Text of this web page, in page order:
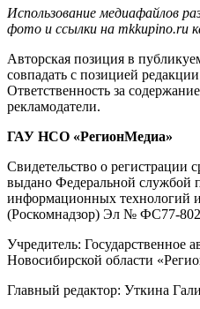
Использование медиафайлов
фото и ссылки на mkkupino.ru
Авторская позиция в
совпадать с позицией
Ответственность за
рекламодатели.
ГАУ НСО «РегионМедиа»
Свидетельство о регистрации
выдано Федеральной службой
информационных технологий
(Роскомнадзор) Эл № ФС77-
Учредитель: Государственное
Новосибирской области
Главный редактор: Уткина